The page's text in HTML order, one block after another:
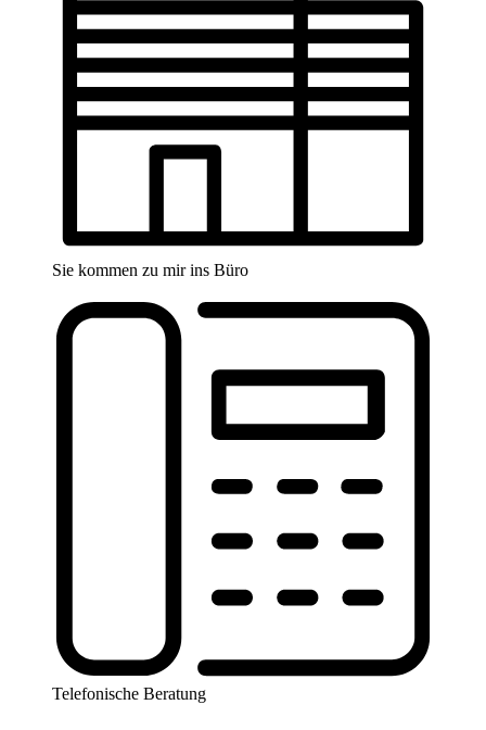
Sie kommen zu mir ins Büro
Telefonische Beratung